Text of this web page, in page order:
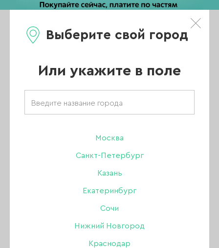
Выберите свой город
Или укажите в поле
Москва
Санкт-Петербург
Казань
Екатеринбург
Сочи
Нижний Новгород
Краснодар
Каталог
Главная/
Каталог/
Аксессуары/
Гелевые типсы/